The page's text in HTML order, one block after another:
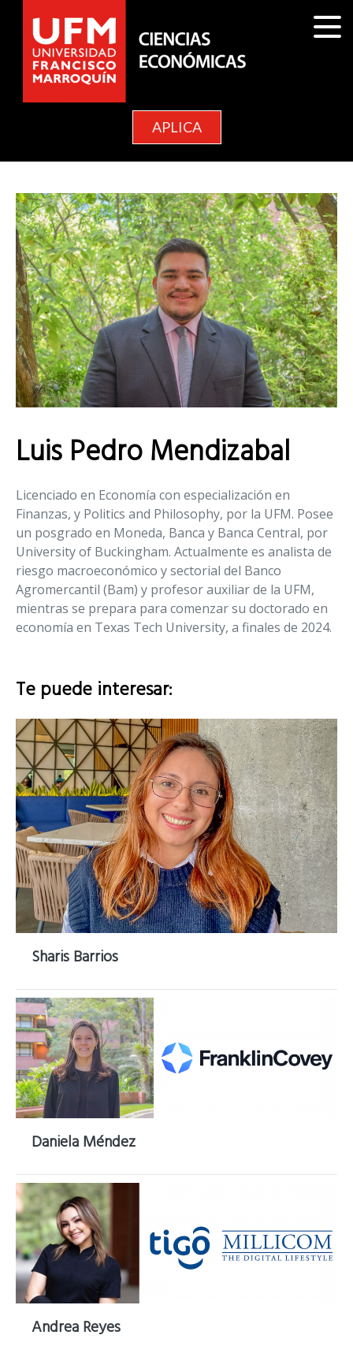
APLICA
Luis Pedro Mendizabal
Licenciado en Economía con especialización en
Finanzas, y Politics and Philosophy, por la UFM. Posee
un posgrado en Moneda, Banca y Banca Central, por
University of Buckingham. Actualmente es analista de
riesgo macroeconómico y sectorial del Banco
Agromercantil (Bam) y profesor auxiliar de la UFM,
mientras se prepara para comenzar su doctorado en
economía en Texas Tech University, a finales de 2024.
Te puede interesar:
Sharis Barrios
Daniela Méndez
Andrea Reyes